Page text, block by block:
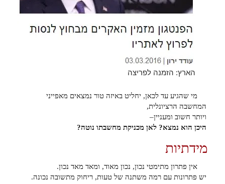
הארץ: הזמנה לפריצה
מי שהגיע עד לכאן, יחליט באיזה טור נמצאים מאפייני
המחשבה הרציונלית,
ויותר חשוב ומעניין–
היכן הוא נמצא? לאן מכניקת מחשבתו נוטה?
מידתיות
אין פתרון מתימטי נכון, נכון מאוד, ומאד מאד נכון.
יש פתרונות עם רמה משתנה של טעות, ריחוק מתשובה נכונה.